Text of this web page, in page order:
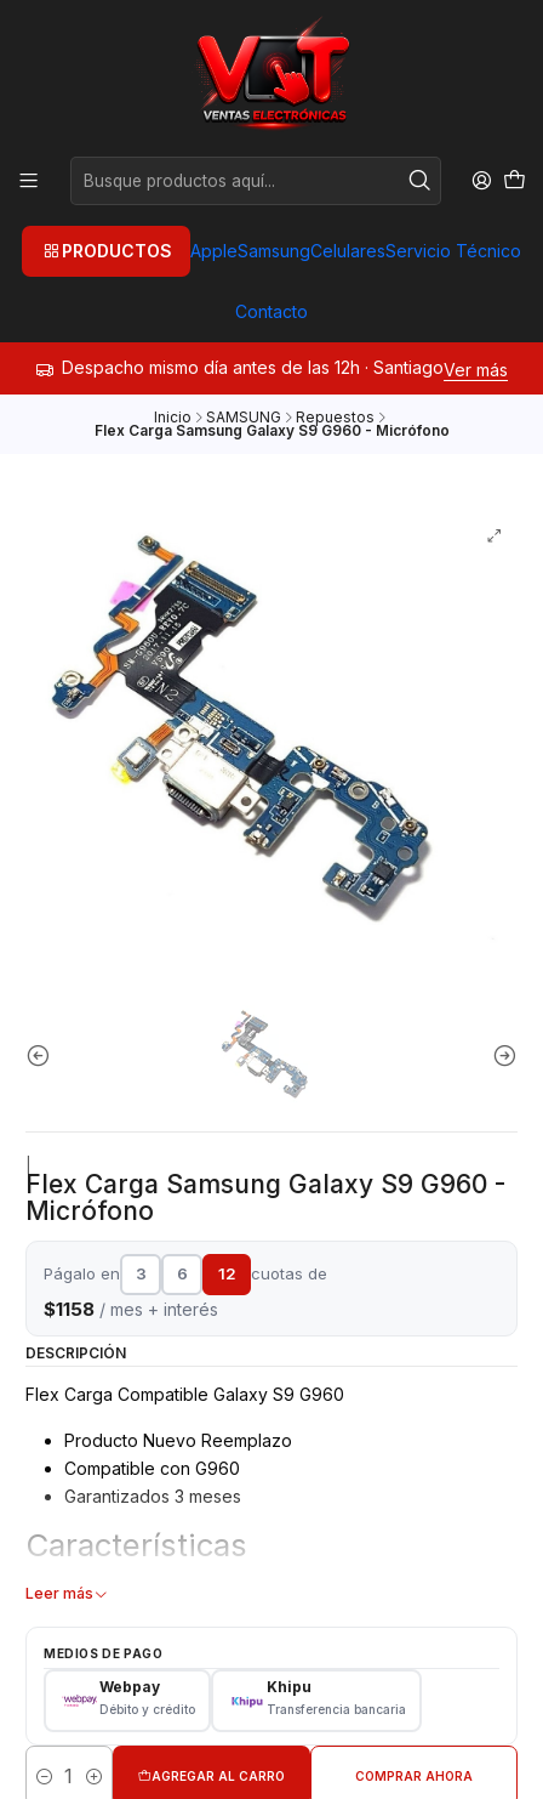
PRODUCTOS AppleSamsungCelularesServicio Técnico
Contacto
Despacho mismo día antes de las 12h · SantiagoVer más
Inicio SAMSUNG Repuestos
Flex Carga Samsung Galaxy S9 G960 - Micrófono
Flex Carga Samsung Galaxy S9 G960 -
Micrófono
Págalo en 3 6 12 cuotas de
$1158 / mes + interés
DESCRIPCIÓN
Flex Carga Compatible Galaxy S9 G960
Producto Nuevo Reemplazo
Compatible con G960
Garantizados 3 meses
Características
Flex carga - Puerto USB
CONSULTE POR INSTALACIÓN EN TIENDA
Leer más
MEDIOS DE PAGO
Webpay
Débito y crédito
Khipu
Transferencia bancaria
Cantidad
AGREGAR AL CARRO COMPRAR AHORA